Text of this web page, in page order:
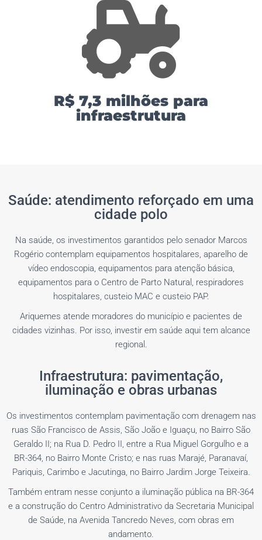
R$ 7,3 milhões para
infraestrutura
Saúde: atendimento reforçado em uma
cidade polo
Na saúde, os investimentos garantidos pelo senador Marcos
Rogério contemplam equipamentos hospitalares, aparelho de
vídeo endoscopia, equipamentos para atenção básica,
equipamentos para o Centro de Parto Natural, respiradores
hospitalares, custeio MAC e custeio PAP.
Ariquemes atende moradores do município e pacientes de
cidades vizinhas. Por isso, investir em saúde aqui tem alcance
regional.
Infraestrutura: pavimentação,
iluminação e obras urbanas
Os investimentos contemplam pavimentação com drenagem nas
ruas São Francisco de Assis, São João e Iguaçu, no Bairro São
Geraldo II; na Rua D. Pedro II, entre a Rua Miguel Gorgulho e a
BR-364, no Bairro Monte Cristo; e nas ruas Marajé, Paranavaí,
Pariquis, Carimbo e Jacutinga, no Bairro Jardim Jorge Teixeira.
Também entram nesse conjunto a iluminação pública na BR-364
e a construção do Centro Administrativo da Secretaria Municipal
de Saúde, na Avenida Tancredo Neves, com obras em
andamento.